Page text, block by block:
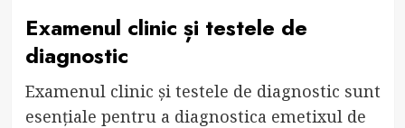
Examenul clinic și testele de
diagnostic
Examenul clinic și testele de diagnostic sunt
esențiale pentru a diagnostica emetixul de